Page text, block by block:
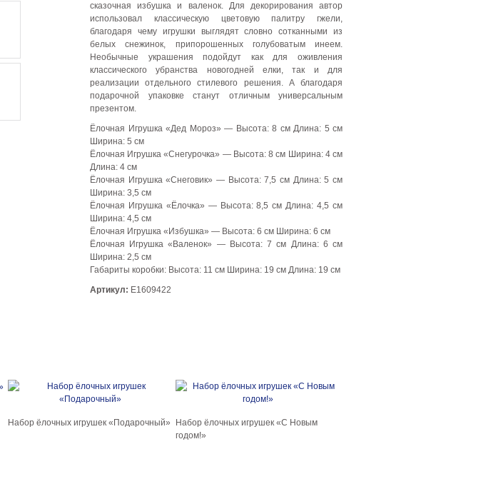
сказочная избушка и валенок. Для декорирования автор
использовал классическую цветовую палитру гжели,
благодаря чему игрушки выглядят словно сотканными из
белых снежинок, припорошенных голубоватым инеем.
Необычные украшения подойдут как для оживления
классического убранства новогодней елки, так и для
реализации отдельного стилевого решения. А благодаря
подарочной упаковке станут отличным универсальным
презентом.
Ёлочная Игрушка «Дед Мороз» — Высота: 8 см Длина: 5 см
Ширина: 5 см
Ёлочная Игрушка «Снегурочка» — Высота: 8 см Ширина: 4 см
Длина: 4 см
Ёлочная Игрушка «Снеговик» — Высота: 7,5 см Длина: 5 см
Ширина: 3,5 см
Ёлочная Игрушка «Ёлочка» — Высота: 8,5 см Длина: 4,5 см
Ширина: 4,5 см
Ёлочная Игрушка «Избушка» — Высота: 6 см Ширина: 6 см
Ёлочная Игрушка «Валенок» — Высота: 7 см Длина: 6 см
Ширина: 2,5 см
Габариты коробки: Высота: 11 см Ширина: 19 см Длина: 19 см
Артикул: E1609422
Набор ёлочных игрушек «Подарочный»
Набор ёлочных игрушек «С Новым
годом!»